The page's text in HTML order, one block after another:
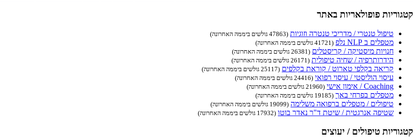
קטגוריות פופולאריות באתר
טיפול טנטרי / מדריכי טנטרה וזוגיות (47863 גולשים ביממה האחרונה)
מטפלים ב NLP נלפ (41721 גולשים ביממה האחרונה)
חנויות מיסטיקה / קריסטלים (26381 גולשים ביממה האחרונה)
הידרותרפיה / שחיה טיפולית (26171 גולשים ביממה האחרונה)
קריאה בקלפי טארוט / קוראת בקלפים (25117 גולשים ביממה האחרונה)
עיסוי הוליסטי / עיסוי רפואי (24416 גולשים ביממה האחרונה)
Coaching / אימון אישי (21960 גולשים ביממה האחרונה)
מטפלים בפרחי באך (19185 גולשים ביממה האחרונה)
טיפולים / מטפלים ברפואה משלימה (19099 גולשים ביממה האחרונה)
שטיפה אנרגטית / שיטת ד"ר נאדר בוטו (17932 גולשים ביממה האחרונה)
קטגוריות טיפולים / יעוצים